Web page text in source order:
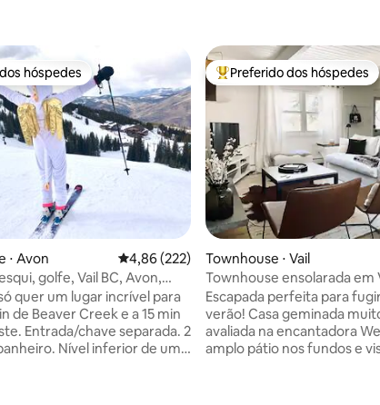
de 5, 231 avaliações
hóspedes
hóspedes
⋅ Avon 4,86 de uma avaliação média de 5, 222
4,86 (222)
golfe, Vail BC, Avon,
chave
quer um lugar incrível para
de Beaver Creek e a 15 min
Entrada/chave separada. 2
Nível inferior de uma
Entre os melhores
Preferido dos hóspedes
Townhouse ⋅ Vail
Townhouse ensolarada em
espaçoso e vistas!
Escapada perfeita para
verão! Casa geminada
avaliada na encantadora
amplo pátio nos fundos e